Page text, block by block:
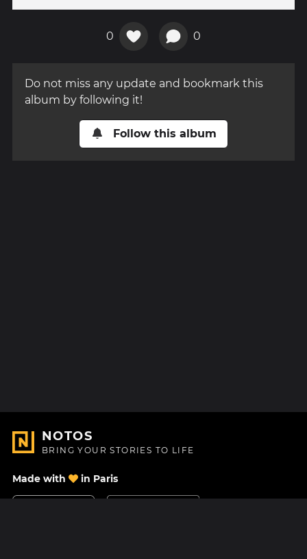
0 0
Do not miss any update and bookmark this
album by following it!
Follow this album
NOTOS
BRING YOUR STORIES TO LIFE
Made with in Paris